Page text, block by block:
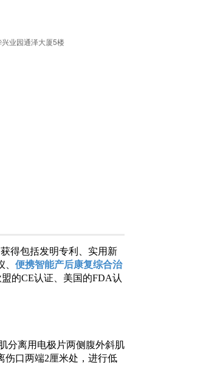
业园通泽大厦5楼
得包括发明专利、实用新
便携智能产后康复综合治
的CE认证、美国的FDA认
分离用电极片两侧腹外斜肌
伤口两端2厘米处，进行低